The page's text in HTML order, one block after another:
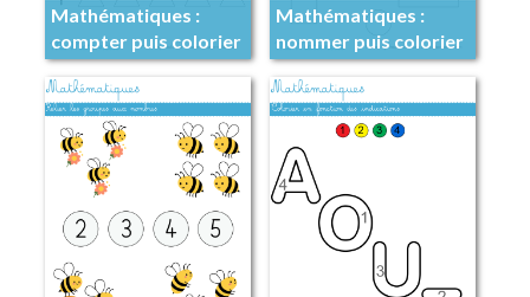
Mathématiques :
compter puis colorier
Mathématiques :
nommer puis colorier